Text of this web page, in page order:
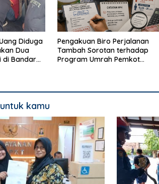
Diduga
Dua
di Bandar
Pengakuan Biro Perjalanan
Tambah Sorotan terhadap
Program Umrah Pemkot
kamu